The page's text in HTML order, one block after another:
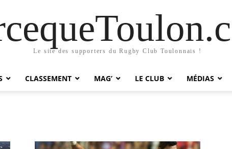
Le site des supporters du Rugby Club Toulonnais !
CLASSEMENT MAG’ LE CLUB MÉDIAS